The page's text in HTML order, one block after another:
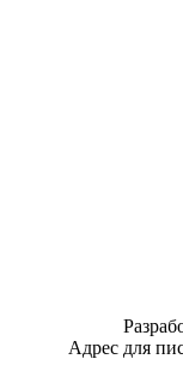
Адрес для